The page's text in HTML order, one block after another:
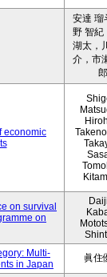
安達 瑠
野 智紀
湖太，
介，市
郎
economic
on survival
on
Multi-
in Japan
眞住